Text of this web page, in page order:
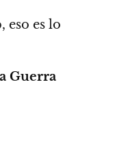
eso es lo
Guerra